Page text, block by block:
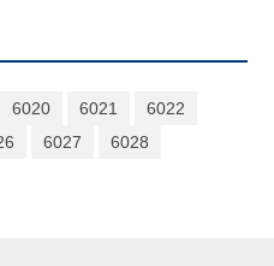
6020 6021
6022
6027
6028